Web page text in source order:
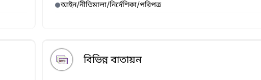
আইন/নীতিমালা/নির্দেশিকা/পরিপত্র
বিভিন্ন বাতায়ন